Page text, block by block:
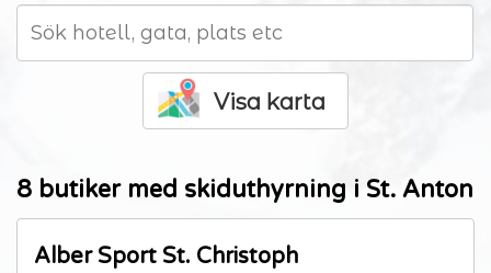
Visa karta
8 butiker med skiduthyrning i St. Anton
Alber Sport St. Christoph